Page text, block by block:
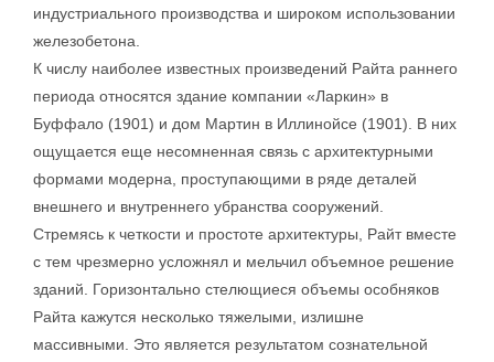
индустриального производства и широком использовании
железобетона.
К числу наиболее известных произведений Райта раннего
периода относятся здание компании «Ларкин» в
Буффало (1901) и дом Мартин в Иллинойсе (1901). В них
ощущается еще несомненная связь с архитектурными
формами модерна, проступающими в ряде деталей
внешнего и внутреннего убранства сооружений.
Стремясь к четкости и простоте архитектуры, Райт вместе
с тем чрезмерно усложнял и мельчил объемное решение
зданий. Горизонтально стелющиеся объемы особняков
Райта кажутся несколько тяжелыми, излишне
массивными. Это является результатом сознательной